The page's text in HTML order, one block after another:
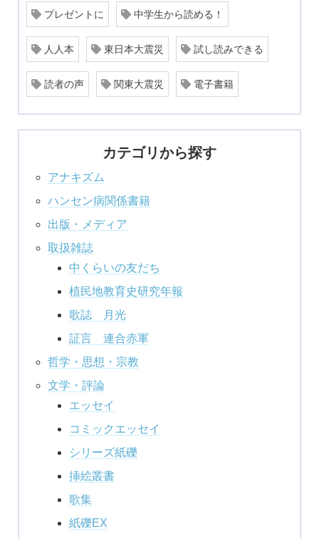
プレゼントに 中学生から読める！
人人本 東日本大震災 試し読みできる
読者の声 関東大震災 電子書籍
カテゴリから探す
アナキズム
ハンセン病関係書籍
出版・メディア
取扱雑誌
中くらいの友だち
植民地教育史研究年報
歌誌 月光
証言 連合赤軍
哲学・思想・宗教
文学・評論
エッセイ
コミックエッセイ
シリーズ紙礫
挿絵叢書
歌集
紙礫EX